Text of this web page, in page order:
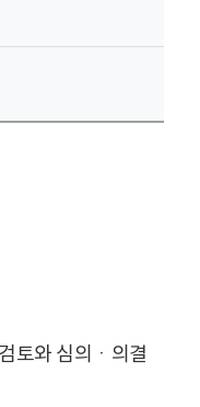
토와 심의ㆍ의결